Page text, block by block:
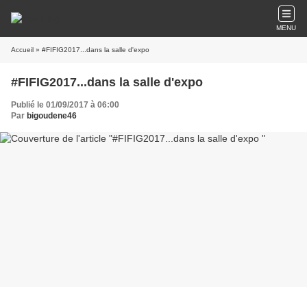
MENU
Accueil » #FIFIG2017...dans la salle d'expo
#FIFIG2017...dans la salle d'expo
Publié le 01/09/2017 à 06:00
Par bigoudene46